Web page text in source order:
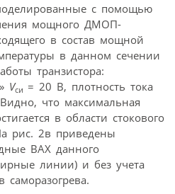
с помощью
мощного ДМОП-
в состав мощной
в данном сечении
транзистора:
Vси = 20 В, плотность тока
что максимальная
в области стокового
рис. 2в приведены
ВАХ данного
линии) и без учета